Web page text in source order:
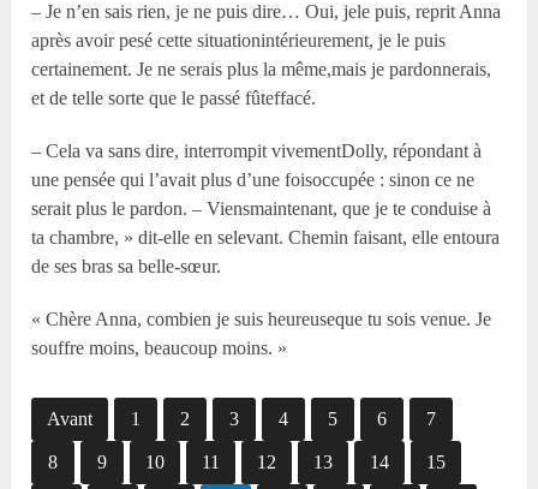
– Je n’en sais rien, je ne puis dire… Oui, jele puis, reprit Anna
après avoir pesé cette situationintérieurement, je le puis
certainement. Je ne serais plus la même,mais je pardonnerais,
et de telle sorte que le passé fûteffacé.
– Cela va sans dire, interrompit vivementDolly, répondant à
une pensée qui l’avait plus d’une foisoccupée : sinon ce ne
serait plus le pardon. – Viensmaintenant, que je te conduise à
ta chambre, » dit-elle en selevant. Chemin faisant, elle entoura
de ses bras sa belle-sœur.
« Chère Anna, combien je suis heureuseque tu sois venue. Je
souffre moins, beaucoup moins. »
Avant 1 2 3 4 5 6 7
8 9 10 11 12 13 14 15